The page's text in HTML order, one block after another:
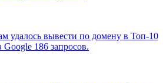
удалось вывести по домену в Топ-10
Google 186 запросов.